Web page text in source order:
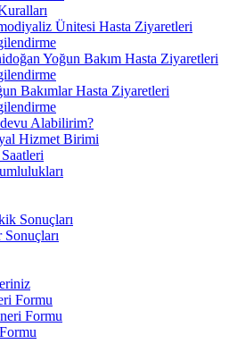
Ünitesi Hasta Ziyaretleri
Yoğun Bakım Hasta Ziyaretleri
Bakımlar Hasta Ziyaretleri
Alabilirim?
Hizmet Birimi
Sonuçları
Formu
Formu